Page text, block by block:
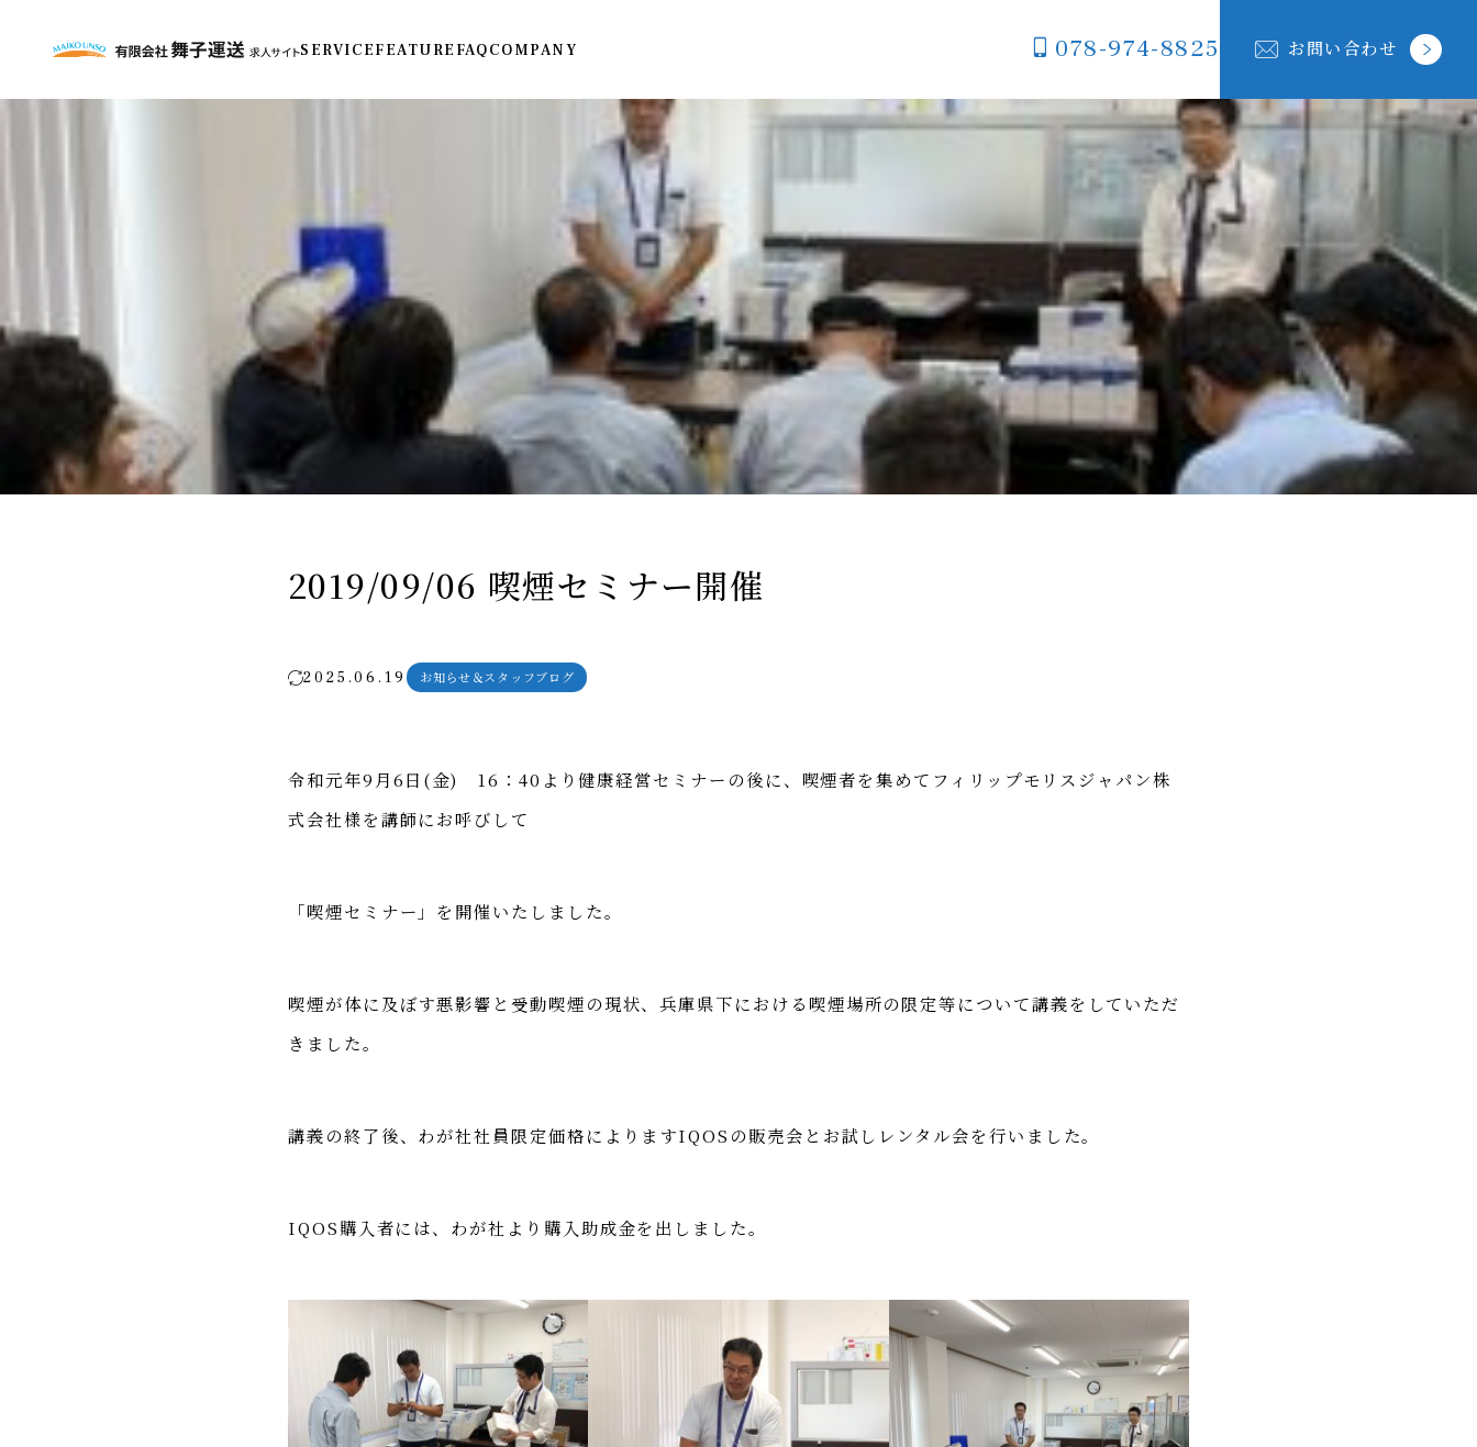
SERVICEFEATURE FAQCOMPANY 078-974-8825 お問い合わせ
2019/09/06 喫煙セミナー開催
2025.06.19 お知らせ＆スタッフブログ
令和元年9月6日(金) 16：40より健康経営セミナーの後に、喫煙者を集めてフィリップモリスジャパン株
式会社様を講師にお呼びして
「喫煙セミナー」を開催いたしました。
喫煙が体に及ぼす悪影響と受動喫煙の現状、兵庫県下における喫煙場所の限定等について講義をしていただ
きました。
講義の終了後、わが社社員限定価格によりますIQOSの販売会とお試しレンタル会を行いました。
IQOS購入者には、わが社より購入助成金を出しました。